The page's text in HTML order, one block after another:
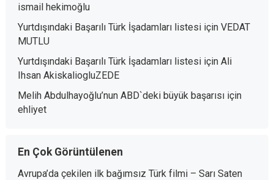
ismail hekimoğlu
Yurtdışındaki Başarılı Türk İşadamları listesiiçin VEDAT
MUTLU
Yurtdışındaki Başarılı Türk İşadamları listesiiçin Ali
Ihsan AkiskaliogluZEDE
Melih Abdulhayoğlu’nun ABD`deki büyük başarısıiçin
ehliyet
En Çok Görüntülenen
Avrupa’da çekilen ilk bağımsız Türk filmi – Sarı Saten